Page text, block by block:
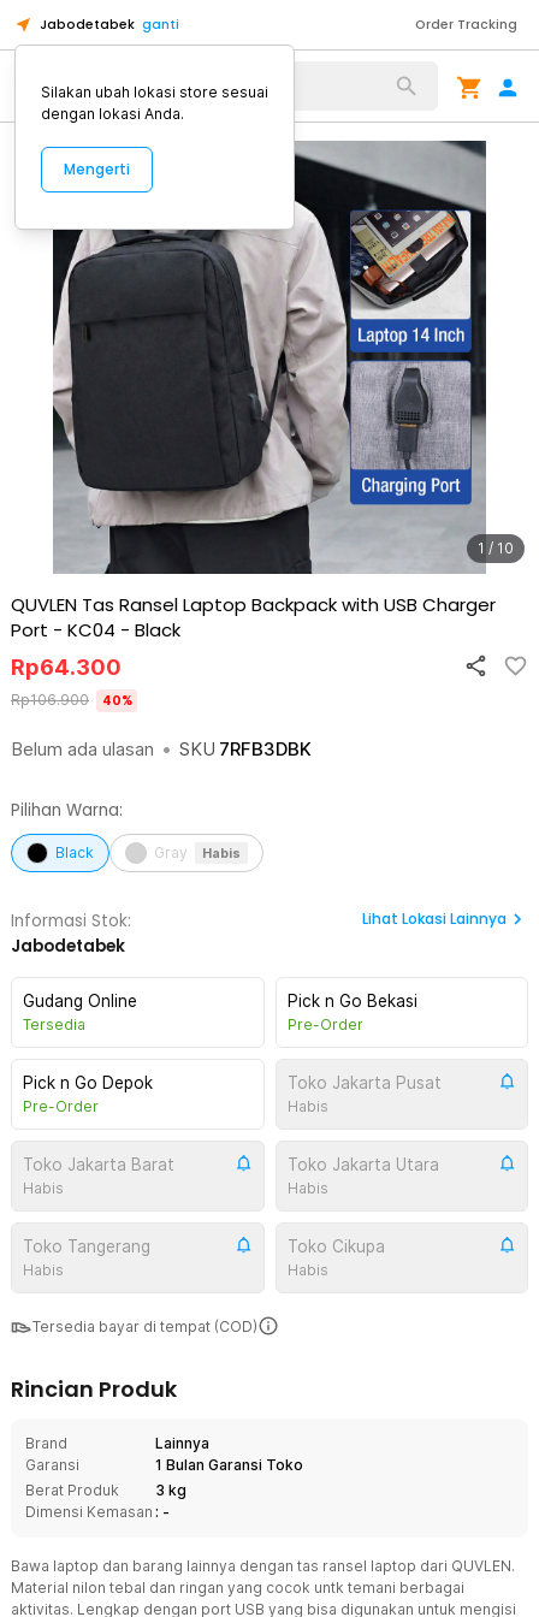
Jabodetabek ganti Order Tracking
Alat Kopi
1 / 10
QUVLEN Tas Ransel Laptop Backpack with USB Charger
Port - KC04 - Black
Belum ada ulasan • SKU 7RFB3DBK
Rp64.300
Rp106.900 40%
Pilihan Warna:
Black Gray Habis
Informasi Stok:
Jabodetabek
Lihat Lokasi Lainnya
Gudang Online
Tersedia
Pick n Go Bekasi
Pre-Order
Pick n Go Depok
Pre-Order
Toko Jakarta Pusat
Habis
Toko Jakarta Barat
Habis
Toko Jakarta Utara
Habis
Toko Tangerang
Habis
Toko Cikupa
Habis
Tersedia bayar di tempat (COD)
Rincian Produk
Brand
Lainnya
Garansi
1 Bulan Garansi Toko
Berat Produk
3 kg
Dimensi Kemasan : -
Bawa laptop dan barang lainnya dengan tas ransel laptop dari QUVLEN.
Material nilon tebal dan ringan yang cocok untk temani berbagai
aktivitas. Lengkap dengan port USB yang bisa digunakan untuk mengisi
Silakan ubah lokasi store sesuai
dengan lokasi Anda.
Mengerti